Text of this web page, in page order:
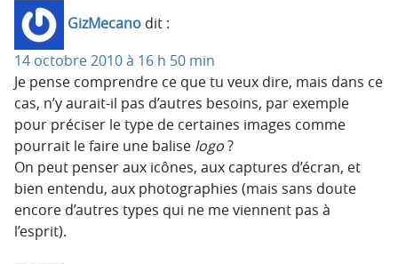
GizMecano dit :
14 octobre 2010 à 16 h 50 min
Je pense comprendre ce que tu veux dire, mais dans ce
cas, n’y aurait-il pas d’autres besoins, par exemple
pour préciser le type de certaines images comme
pourrait le faire une balise logo?
On peut penser aux icônes, aux captures d’écran, et
bien entendu, aux photographies (mais sans doute
encore d’autres types qui ne me viennent pas à
l’esprit).